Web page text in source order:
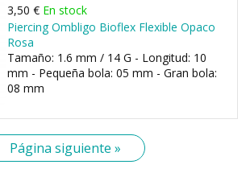
3,50 € En stock
Piercing Ombligo Bioflex Flexible Opaco
Rosa
Tamaño: 1.6 mm / 14 G - Longitud: 10
mm - Pequeña bola: 05 mm - Gran bola:
08 mm
Página siguiente »